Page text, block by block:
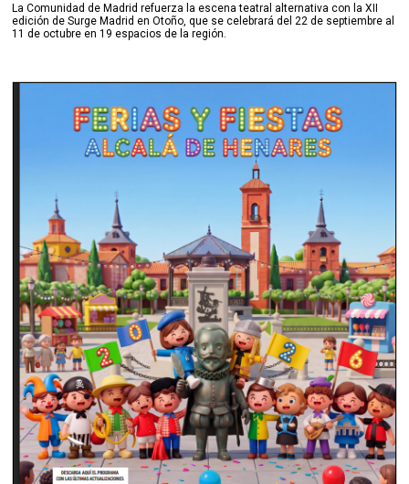
La Comunidad de Madrid refuerza la escena teatral alternativa con la XII
edición de Surge Madrid en Otoño, que se celebrará del 22 de septiembre al
11 de octubre en 19 espacios de la región.